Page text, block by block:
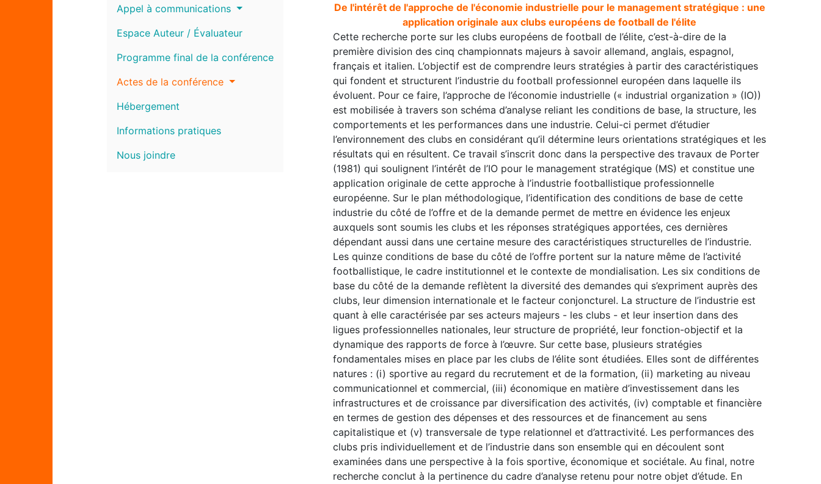
Appel à communications
Espace Auteur / Évaluateur
Programme final de la conférence
Actes de la conférence
Hébergement
Informations pratiques
Nous joindre
De l'intérêt de l'approche de l'économie industrielle pour le management stratégique : une
application originale aux clubs européens de football de l'élite
Cette recherche porte sur les clubs européens de football de l’élite, c’est-à-dire de la
première division des cinq championnats majeurs à savoir allemand, anglais, espagnol,
français et italien. L’objectif est de comprendre leurs stratégies à partir des caractéristiques
qui fondent et structurent l’industrie du football professionnel européen dans laquelle ils
évoluent. Pour ce faire, l’approche de l’économie industrielle (« industrial organization » (IO))
est mobilisée à travers son schéma d’analyse reliant les conditions de base, la structure, les
comportements et les performances dans une industrie. Celui-ci permet d’étudier
l’environnement des clubs en considérant qu’il détermine leurs orientations stratégiques et les
résultats qui en résultent. Ce travail s’inscrit donc dans la perspective des travaux de Porter
(1981) qui soulignent l’intérêt de l’IO pour le management stratégique (MS) et constitue une
application originale de cette approche à l’industrie footballistique professionnelle
européenne. Sur le plan méthodologique, l’identification des conditions de base de cette
industrie du côté de l’offre et de la demande permet de mettre en évidence les enjeux
auxquels sont soumis les clubs et les réponses stratégiques apportées, ces dernières
dépendant aussi dans une certaine mesure des caractéristiques structurelles de l’industrie.
Les quinze conditions de base du côté de l’offre portent sur la nature même de l’activité
footballistique, le cadre institutionnel et le contexte de mondialisation. Les six conditions de
base du côté de la demande reflètent la diversité des demandes qui s’expriment auprès des
clubs, leur dimension internationale et le facteur conjoncturel. La structure de l’industrie est
quant à elle caractérisée par ses acteurs majeurs - les clubs - et leur insertion dans des
ligues professionnelles nationales, leur structure de propriété, leur fonction-objectif et la
dynamique des rapports de force à l’œuvre. Sur cette base, plusieurs stratégies
fondamentales mises en place par les clubs de l’élite sont étudiées. Elles sont de différentes
natures : (i) sportive au regard du recrutement et de la formation, (ii) marketing au niveau
communicationnel et commercial, (iii) économique en matière d’investissement dans les
infrastructures et de croissance par diversification des activités, (iv) comptable et financière
en termes de gestion des dépenses et des ressources et de financement au sens
capitalistique et (v) transversale de type relationnel et d’attractivité. Les performances des
clubs pris individuellement et de l’industrie dans son ensemble qui en découlent sont
examinées dans une perspective à la fois sportive, économique et sociétale. Au final, notre
recherche conclut à la pertinence du cadre d’analyse retenu pour notre objet d’étude. En